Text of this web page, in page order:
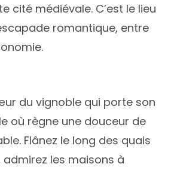
cité médiévale. C’est le lieu
romantique, entre
du vignoble qui porte son
où règne une douceur de
Flânez le long des quais
admirez les maisons à